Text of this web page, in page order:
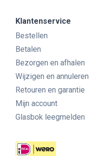
Klantenservice
Bestellen
Betalen
Bezorgen en afhalen
Wijzigen en annuleren
Retouren en garantie
Mijn account
Glasbok leegmelden